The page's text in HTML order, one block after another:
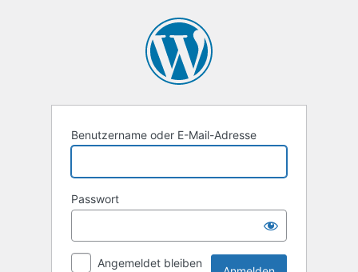
Benutzername oder E-Mail-Adresse
Passwort
Angemeldet bleiben